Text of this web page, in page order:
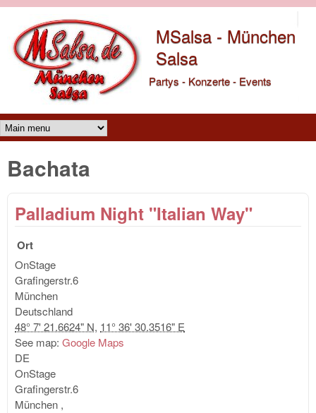
MSalsa - München
Salsa
Partys - Konzerte - Events
Main menu
Bachata
Palladium Night "Italian Way"
Ort
OnStage
Grafingerstr.6
München
Deutschland
48° 7' 21.6624" N, 11° 36' 30.3516" E
See map: Google Maps
DE
OnStage
Grafingerstr.6
München ,